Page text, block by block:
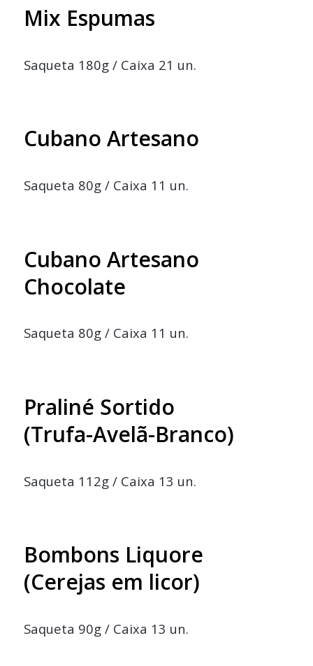
Mix Espumas
Saqueta 180g / Caixa 21 un.
Cubano Artesano
Saqueta 80g / Caixa 11 un.
Cubano Artesano
Chocolate
Saqueta 80g / Caixa 11 un.
Praliné Sortido
(Trufa-Avelã-Branco)
Saqueta 112g / Caixa 13 un.
Bombons Liquore
(Cerejas em licor)
Saqueta 90g / Caixa 13 un.